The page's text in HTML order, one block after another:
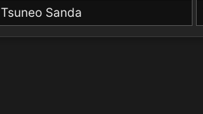
Tsuneo Sanda